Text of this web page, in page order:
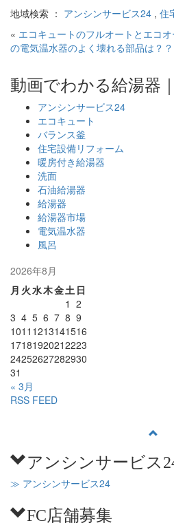
地域検索 ： アンシンサービス24 , 住
« エコキュートのフルオートとエコ
の電気温水器のよく壊れる部品は？？
動画でわかる給湯器
アンシンサービス24
エコキュート
バランス釜
住宅設備リフォーム
暖房付き給湯器
洗面
石油給湯器
給湯器
給湯器市場
電気温水器
風呂
2026年8月
月 火水木金土 日
1 2
3 4 5 6 7 8 9
1011 1213141516
17181920212223
24252627282930
31
« 3月
RSS FEED
アンシンサービス
≫ アンシンサービス24
FC店舗募集